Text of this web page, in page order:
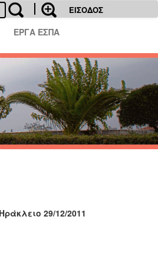
ΕΙΣΟΔΟΣ
ΕΡΓΑ ΕΣΠΑ
Ηράκλειο 29/12/2011